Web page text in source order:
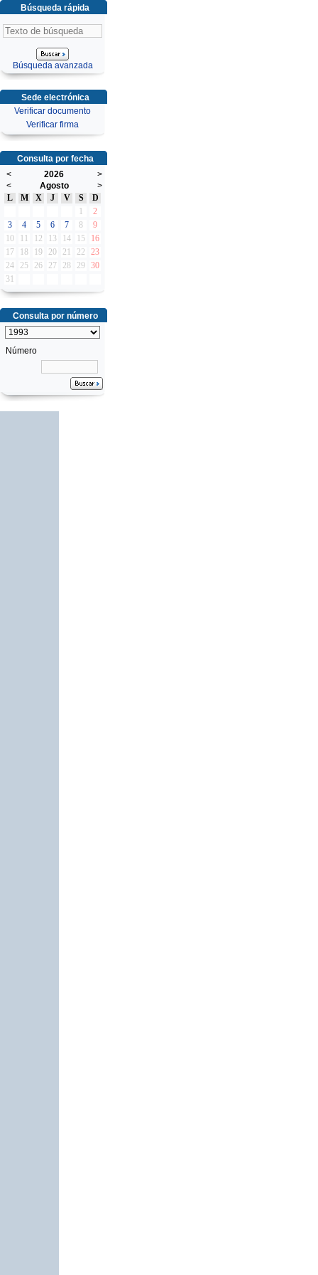
Búsqueda rápida
Búsqueda avanzada
Sede electrónica
Verificar documento
Verificar firma
Consulta por fecha
<
2026
>
<
Agosto
>
L
M X J V S
D
1
2
3
4 5 6 7 8
9
10
11 12 13 14 15
16
17
18 19 20 21 22
23
24
25 26 27 28 29 30
31
Consulta por número
Número